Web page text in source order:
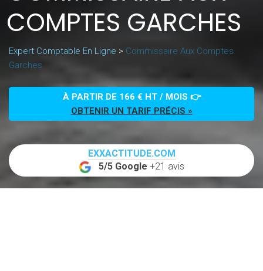
COMPTES GARCHES
Expert Comptable En Ligne > Commissaire Aux Comptes
Garches
À PARTIR DE 166 € HT / MOIS 👉
OBTENIR UN TARIF PRÉCIS »
EXXACTITUDE.COM
5/5 Google +21 avis